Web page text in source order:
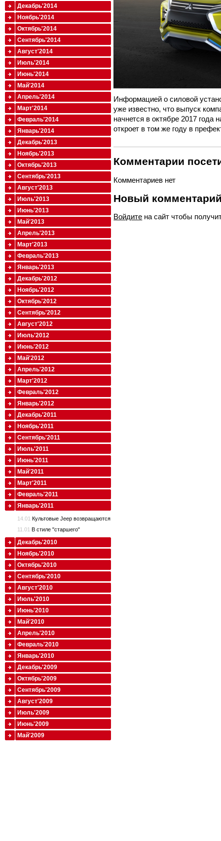
Информацией о силовой
уже известно, что выпуск
начнется в октябре 2017 года
откроет в том же году в
Комментарии
Комментариев нет
Новый
Войдите на сайт чтобы
Декабрь'2014
Ноябрь'2014
Октябрь'2014
Сентябрь'2014
Август'2014
Июль'2014
Июнь'2014
Май'2014
Апрель'2014
Март'2014
Февраль'2014
Январь'2014
Декабрь'2013
Ноябрь'2013
Октябрь'2013
Сентябрь'2013
Август'2013
Июль'2013
Июнь'2013
Май'2013
Апрель'2013
Март'2013
Февраль'2013
Январь'2013
Декабрь'2012
Ноябрь'2012
Октябрь'2012
Сентябрь'2012
Август'2012
Июль'2012
Июнь'2012
Май'2012
Апрель'2012
Март'2012
Февраль'2012
Январь'2012
Декабрь'2011
Ноябрь'2011
Сентябрь'2011
Июль'2011
Июнь'2011
Май'2011
Март'2011
Февраль'2011
Январь'2011
14.01 Культовые Jeep возвращаются
11.01 В стиле "старшего"
Декабрь'2010
Ноябрь'2010
Октябрь'2010
Сентябрь'2010
Август'2010
Июль'2010
Июнь'2010
Май'2010
Апрель'2010
Февраль'2010
Январь'2010
Декабрь'2009
Октябрь'2009
Сентябрь'2009
Август'2009
Июль'2009
Июнь'2009
Май'2009